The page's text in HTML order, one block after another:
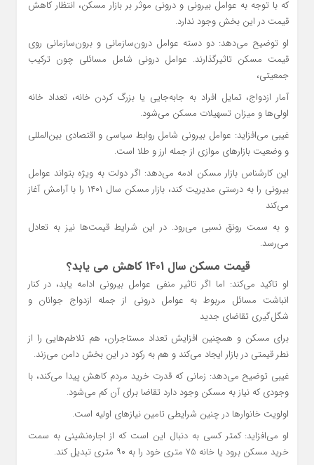
که با توجه به عوامل بیرونی و درونی موثر بر بازار مسکن، انتظار کاهش
قیمت در این بخش وجود ندارد.
او توضیح می‌دهد: دو دسته عوامل درون‌سازمانی و برون‌سازمانی روی
قیمت مسکن تاثیرگذارند. عوامل درونی شامل مسائلی چون ترکیب
جمعیتی،
آمار ازدواج، تمایل افراد به جابه‌جایی یا بزرگ کردن خانه، تعداد خانه
اولی‌ها و میزان تسهیلات مسکن می‌شود.
غیبی می‌افزاید: عوامل بیرونی شامل روابط سیاسی و اقتصادی بین‌المللی
و وضعیت بازارهای موازی از جمله ارز و طلا است.
این کارشناس بازار مسکن ادمه می‌دهد: اگر دولت به ویژه بتواند عوامل
بیرونی را به درستی مدیریت کند، بازار مسکن سال ۱۴۰۱ را با آرامش آغاز
می‌کند
و به سمت رونق نسبی می‌رود. در این شرایط قیمت‌ها نیز به تعادل
می‌رسد.
قیمت مسکن سال 1401 کاهش می یابد؟
او تاکید می‌کند: اما اگر تاثیر منفی عوامل بیرونی ادامه یابد، در کنار
انباشت مسائل مربوط به عوامل درونی از جمله ازدواج جوانان و
شگل‌گیری تقاضای جدید
برای مسکن و همچنین افزایش تعداد مستاجران، هم تلاطم‌هایی را از
نطر قیمتی در بازار ایجاد می‌کند و هم به رکود در این بخش دامن می‌زند.
غیبی توضیح می‌دهد: زمانی که قدرت خرید مردم کاهش پیدا می‌کند، با
وجودی که نیاز به مسکن وجود دارد تقاضا برای آن کم می‌شود.
اولویت خانوارها در چنین شرایطی تامین نیازهای اولیه است.
او می‌افزاید: کمتر کسی به دنبال این است که از اجاره‌نشینی به سمت
خرید مسکن برود یا خانه ۷۵ متری خود را به ۹۰ متری تبدیل کند.